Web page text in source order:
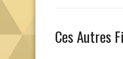
Ces Autres